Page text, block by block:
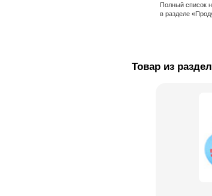
Полный список
в разделе
Товар из